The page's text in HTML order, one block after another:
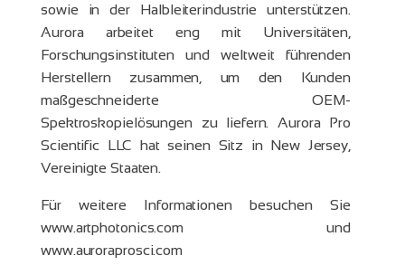
sowie in der Halbleiterindustrie unterstützen.
Aurora arbeitet eng mit Universitäten,
Forschungsinstituten und weltweit führenden
Herstellern zusammen, um den Kunden
maßgeschneiderte OEM-
Spektroskopielösungen zu liefern. Aurora Pro
Scientific LLC hat seinen Sitz in New Jersey,
Vereinigte Staaten.
Für weitere Informationen besuchen Sie
www.artphotonics.com und
www.auroraprosci.com